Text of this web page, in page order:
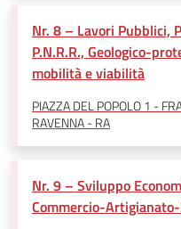
Nr. 8 – Lavori Pubblici,
P.N.R.R., Geologico-
mobilità e viabilità
PIAZZA DEL POPOLO 1 -
RAVENNA - RA
Nr. 9 – Sviluppo
Commercio-